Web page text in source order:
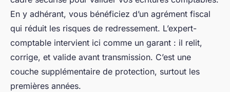
En y adhérant, vous bénéficiez d’un agrément fiscal
qui réduit les risques de redressement. L’expert-
comptable intervient ici comme un garant : il relit,
corrige, et valide avant transmission. C’est une
couche supplémentaire de protection, surtout les
premières années.